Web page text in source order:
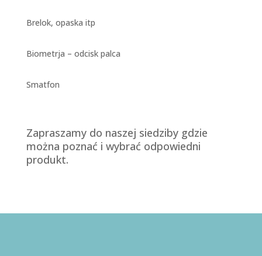
Brelok, opaska itp
Biometrja – odcisk palca
Smatfon
Zapraszamy do naszej siedziby gdzie
można poznać i wybrać odpowiedni
produkt.